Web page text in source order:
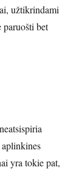
užtikrindami
paruošti bet
yra tokie pat,